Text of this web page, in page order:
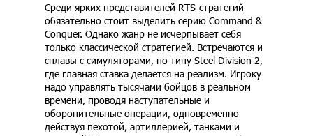
Среди ярких представителей RTS-стратегий
обязательно стоит выделить серию Command &
Conquer. Однако жанр не исчерпывает себя
только классической стратегией. Встречаются и
сплавы с симуляторами, по типу Steel Division 2,
где главная ставка делается на реализм. Игроку
надо управлять тысячами бойцов в реальном
времени, проводя наступательные и
оборонительные операции, одновременно
действуя пехотой, артиллерией, танками и